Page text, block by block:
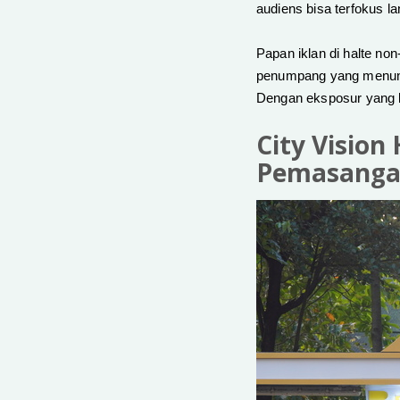
audiens bisa terfokus
Papan iklan di halte
penumpang yang
Dengan eksposur
City Vision